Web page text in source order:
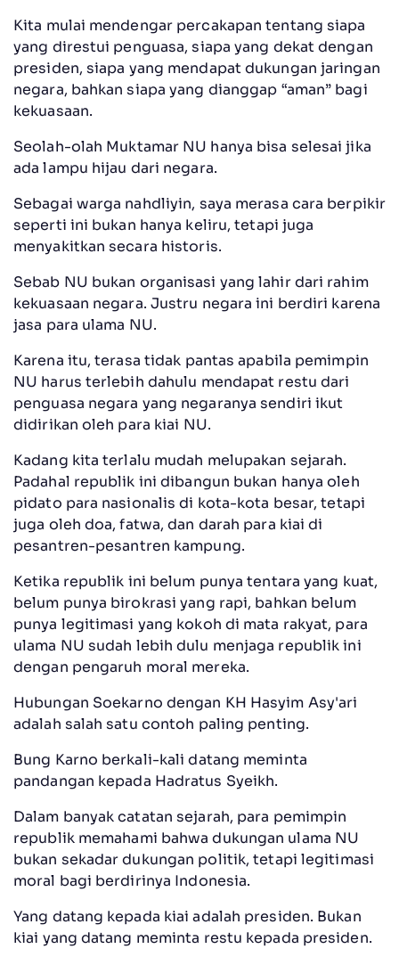
Kita mulai mendengar percakapan tentang siapa
yang direstui penguasa, siapa yang dekat dengan
presiden, siapa yang mendapat dukungan jaringan
negara, bahkan siapa yang dianggap “aman” bagi
kekuasaan.
Seolah-olah Muktamar NU hanya bisa selesai jika
ada lampu hijau dari negara.
Sebagai warga nahdliyin, saya merasa cara berpikir
seperti ini bukan hanya keliru, tetapi juga
menyakitkan secara historis.
Sebab NU bukan organisasi yang lahir dari rahim
kekuasaan negara. Justru negara ini berdiri karena
jasa para ulama NU.
Karena itu, terasa tidak pantas apabila pemimpin
NU harus terlebih dahulu mendapat restu dari
penguasa negara yang negaranya sendiri ikut
didirikan oleh para kiai NU.
Kadang kita terlalu mudah melupakan sejarah.
Padahal republik ini dibangun bukan hanya oleh
pidato para nasionalis di kota-kota besar, tetapi
juga oleh doa, fatwa, dan darah para kiai di
pesantren-pesantren kampung.
Ketika republik ini belum punya tentara yang kuat,
belum punya birokrasi yang rapi, bahkan belum
punya legitimasi yang kokoh di mata rakyat, para
ulama NU sudah lebih dulu menjaga republik ini
dengan pengaruh moral mereka.
Hubungan Soekarno dengan KH Hasyim Asy'ari
adalah salah satu contoh paling penting.
Bung Karno berkali-kali datang meminta
pandangan kepada Hadratus Syeikh.
Dalam banyak catatan sejarah, para pemimpin
republik memahami bahwa dukungan ulama NU
bukan sekadar dukungan politik, tetapi legitimasi
moral bagi berdirinya Indonesia.
Yang datang kepada kiai adalah presiden. Bukan
kiai yang datang meminta restu kepada presiden.